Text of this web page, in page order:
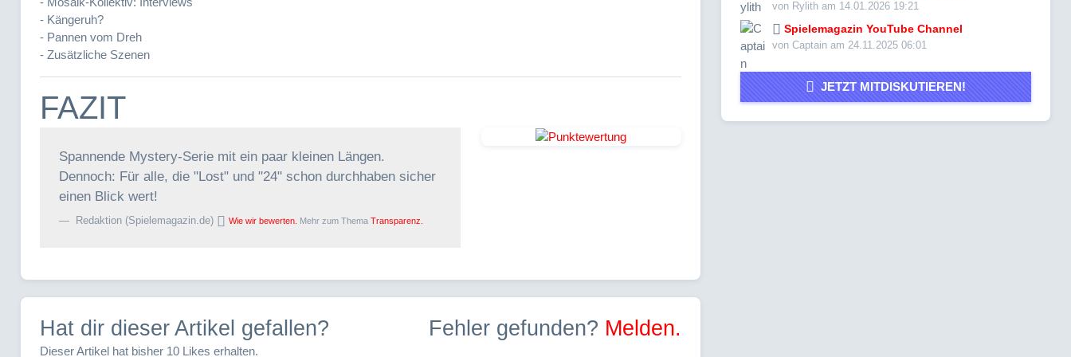
- Kängeruh?
- Pannen vom Dreh
- Zusätzliche Szenen
FAZIT
Spannende Mystery-Serie mit ein paar kleinen Längen.
Dennoch: Für alle, die "Lost" und "24" schon durchhaben sicher
einen Blick wert!
Redaktion (Spielemagazin.de) Wie wir bewerten. Mehr zum Thema Transparenz.
Hat dir dieser Artikel gefallen?
Dieser Artikel hat bisher 10 Likes erhalten.
Fehler gefunden? Melden.
von Rylith am 14.01.2026 19:21
Spielemagazin YouTube Channel
von Captain am 24.11.2025 06:01
JETZT MITDISKUTIEREN!